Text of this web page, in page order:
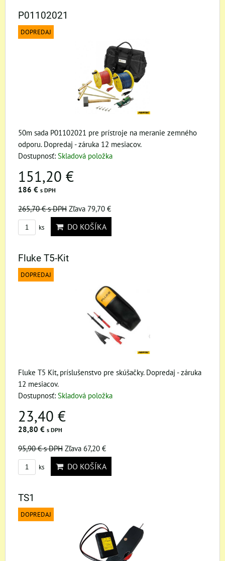
P01102021
DOPREDAJ
50m sada P01102021 pre prístroje na meranie zemného
odporu. Dopredaj - záruka 12 mesiacov.
Dostupnosť: Skladová položka
151,20 €
186 € s DPH
265,70 €s DPH Zľava 79,70 €
ks DO KOŠÍKA
Fluke T5-Kit
DOPREDAJ
Fluke T5 Kit, príslušenstvo pre skúšačky. Dopredaj - záruka
12 mesiacov.
Dostupnosť: Skladová položka
23,40 €
28,80 € s DPH
95,90 €s DPH Zľava 67,20 €
ks DO KOŠÍKA
TS1
DOPREDAJ